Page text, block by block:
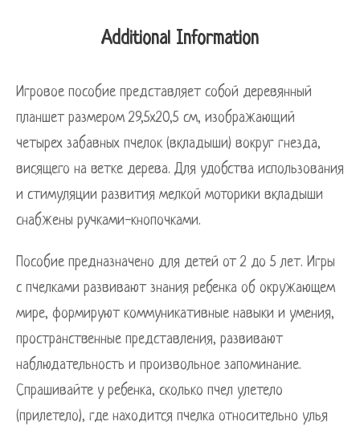
Additional Information
Игровое пособие представляет собой деревянный
планшет размером 29,5х20,5 см, изображающий
четырех забавных пчелок (вкладыши) вокруг гнезда,
висящего на ветке дерева. Для удобства использования
и стимуляции развития мелкой моторики вкладыши
снабжены ручками-кнопочками.
Пособие предназначено для детей от 2 до 5 лет. Игры
с пчелками развивают знания ребенка об окружающем
мире, формируют коммуникативные навыки и умения,
пространственные представления, развивают
наблюдательность и произвольное запоминание.
Спрашивайте у ребенка, сколько пчел улетело
(прилетело), где находится пчелка относительно улья